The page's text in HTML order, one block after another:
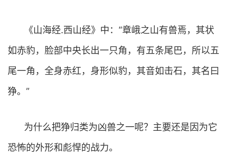
《山海经.西山经》中：“章峨之山有兽焉，其状
如赤豹，脸部中央长出一只角，有五条尾巴，所以五
尾一角，全身赤红，身形似豹，其音如击石，其名曰
狰。”
为什么把狰归类为凶兽之一呢？主要还是因为它
恐怖的外形和彪悍的战力。